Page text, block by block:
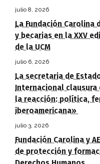
julio 8, 2026
La Fundación Carolina
y becarias en la XXV
de la UCM
julio 6, 2026
La secretaria de
Internacional clausura
la reacción: política,
iberoamericana»
julio 3, 2026
Fundación Carolina y
de protección y